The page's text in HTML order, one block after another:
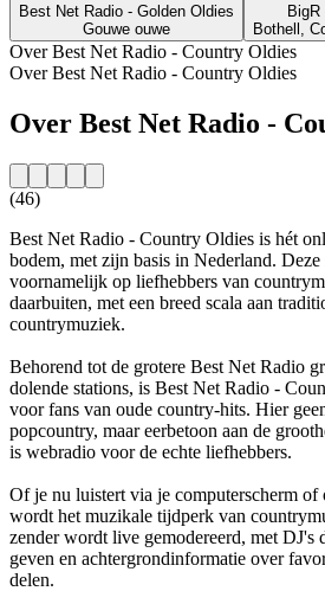
Best Net Radio - Golden Oldies
Gouwe ouwe
Bothell,
Over Best Net Radio - Country Oldies
Over Best Net Radio - Country Oldies
Over Best Net Radio -
(46)
Best Net Radio - Country Oldies is hét
bodem, met zijn basis in Nederland.
voornamelijk op liefhebbers van
daarbuiten, met een breed scala aan
countrymuziek.
Behorend tot de grotere Best Net Radio
dolende stations, is Best Net Radio -
voor fans van oude country-hits. Hier
popcountry, maar eerbetoon aan de
is webradio voor de echte liefhebbers.
Of je nu luistert via je computerscherm of
wordt het muzikale tijdperk van
zender wordt live gemodereerd, met DJ's
geven en achtergrondinformatie over
delen.